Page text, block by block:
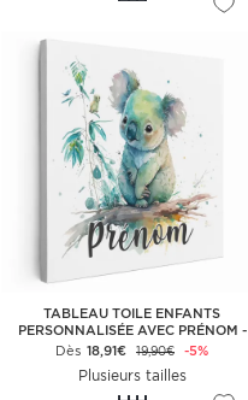
TABLEAU TOILE ENFANTS
PERSONNALISÉE AVEC PRÉNOM -
KOALA
Dès 18,91€ 19,90€ -5%
Plusieurs tailles